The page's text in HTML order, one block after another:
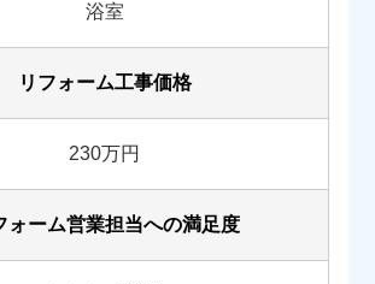
浴室
リフォーム工事価格
230万円
ォーム営業担当への満足度